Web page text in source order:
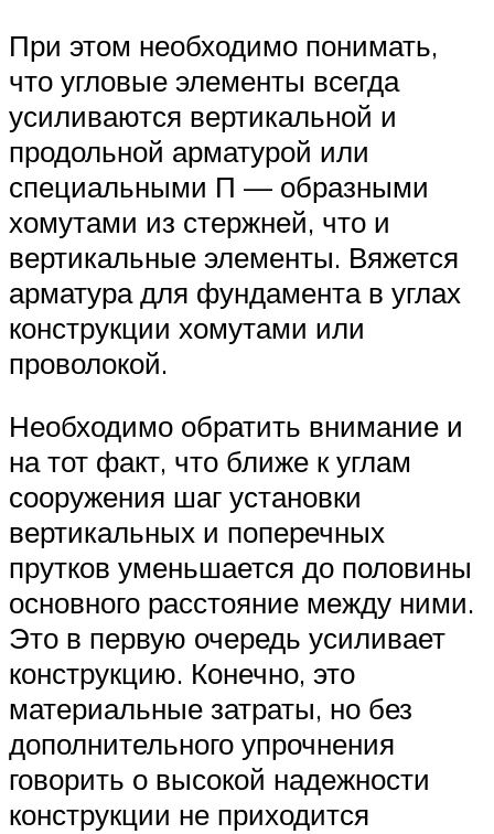
При этом необходимо понимать,
что угловые элементы всегда
усиливаются вертикальной и
продольной арматурой или
специальными П — образными
хомутами из стержней, что и
вертикальные элементы. Вяжется
арматура для фундамента в углах
конструкции хомутами или
проволокой.
Необходимо обратить внимание и
на тот факт, что ближе к углам
сооружения шаг установки
вертикальных и поперечных
прутков уменьшается до половины
основного расстояние между ними.
Это в первую очередь усиливает
конструкцию. Конечно, это
материальные затраты, но без
дополнительного упрочнения
говорить о высокой надежности
конструкции не приходится